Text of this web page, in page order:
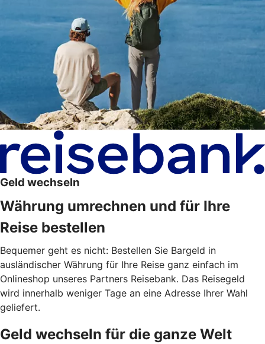
Geld wechseln
Währung umrechnen und für Ihre
Reise bestellen
Bequemer geht es nicht: Bestellen Sie Bargeld in
ausländischer Währung für Ihre Reise ganz einfach im
Onlineshop unseres Partners Reisebank. Das Reisegeld
wird innerhalb weniger Tage an eine Adresse Ihrer Wahl
geliefert.
Geld wechseln für die ganze Welt